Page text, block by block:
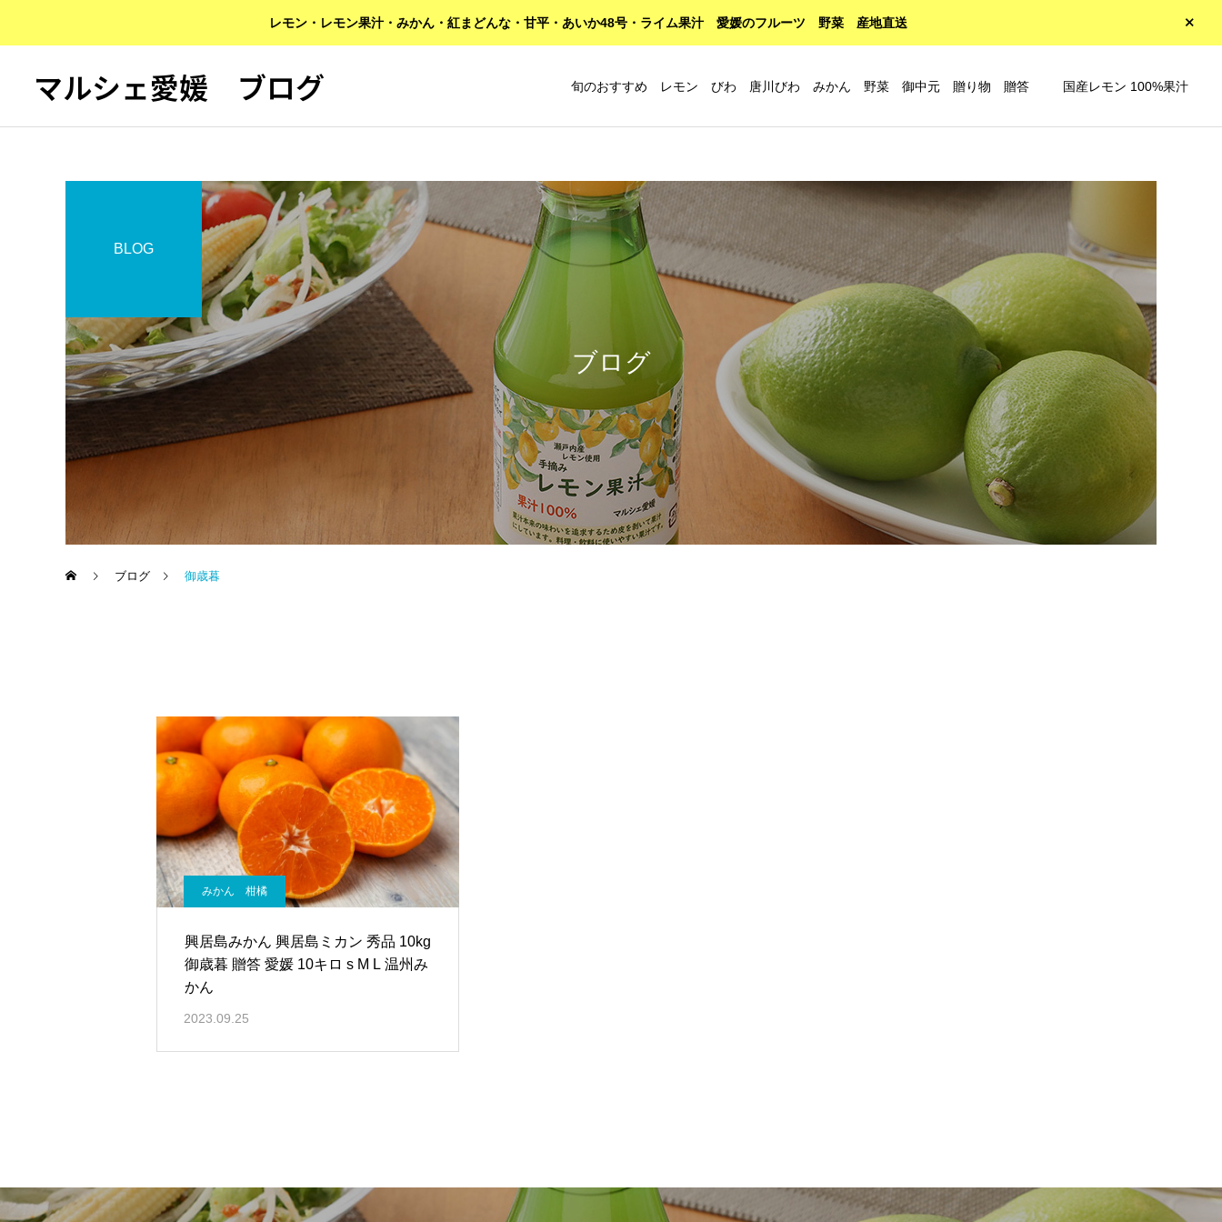
レモン・レモン果汁・みかん・紅まどんな・甘平・あいか48号・ライム果汁 愛媛のフルーツ 野菜 産地直送
マルシェ愛媛 ブログ 旬のおすすめ レモン びわ 唐川びわ みかん 野菜 御中元 贈り物 贈答 国産レモン 100%果汁
ブログ
BLOG
ブログ 御歳暮
みかん 柑橘
興居島みかん 興居島ミカン 秀品 10kg
御歳暮 贈答 愛媛 10キロ s M L 温州み
かん
2023.09.25